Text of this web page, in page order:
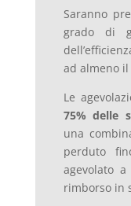
Saranno
grado di
ad almeno il
Le
75% delle
una
perduto
agevolato
rimborso in